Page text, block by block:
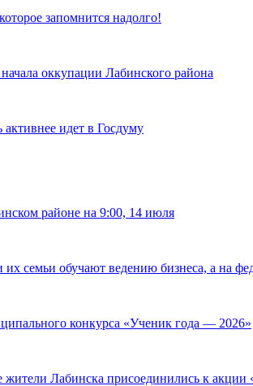
запомнится надолго!
оккупации Лабинского района
идет в Госдуму
районе на 9:00, 14 июля
семьи обучают ведению бизнеса, а на
конкурса «Ученик года — 2026»
Лабинска присоединились к акции